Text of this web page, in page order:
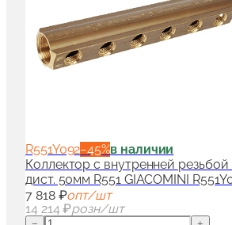
R551Y092−45%в наличии
Коллектор с внутренней
дист. 50мм R551 GIACOMINI
7 818 ₽опт/шт
14 214 ₽розн/шт